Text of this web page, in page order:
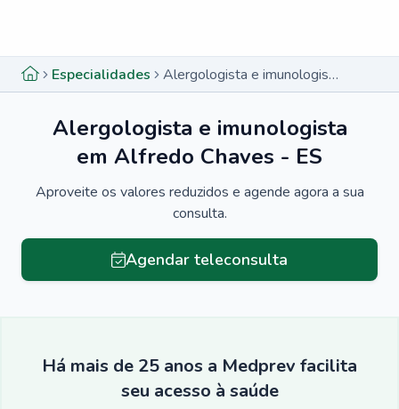
Especialidades Alergologista e imunologista em Alfredo Chaves - ES
Alergologista e imunologista
em Alfredo Chaves - ES
Aproveite os valores reduzidos e agende agora a sua
consulta.
Agendar teleconsulta
Há mais de 25 anos a Medprev facilita
seu acesso à saúde